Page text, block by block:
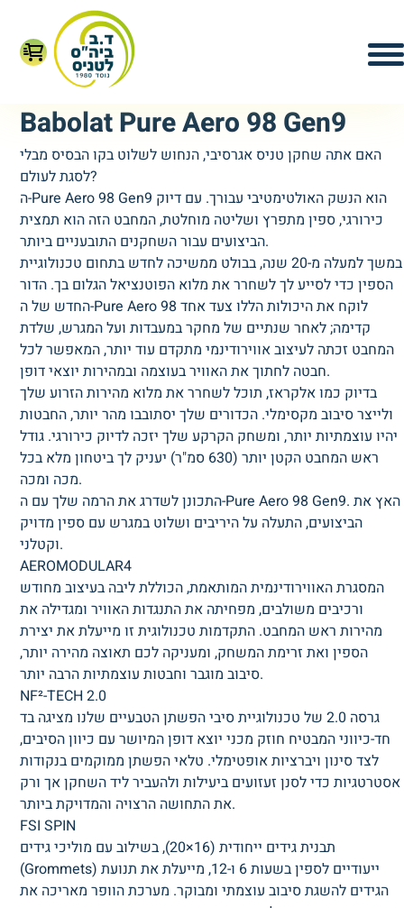
Babolat Pure Aero 98 Gen9
האם אתה שחקן טניס אגרסיבי, הנחוש לשלוט בקו הבסיס מבלי
לסגת לעולם?
ה-Pure Aero 98 Gen9 הוא הנשק האולטימטיבי עבורך. עם דיוק
כירורגי, ספין מתפרץ ושליטה מוחלטת, המחבט הזה הוא תמצית
הביצועים עבור השחקנים התובעניים ביותר.
במשך למעלה מ-20 שנה, בבולט ממשיכה לחדש בתחום טכנולוגיית
הספין כדי לסייע לך לשחרר את מלוא הפוטנציאל הגלום בך. הדור
החדש של ה-Pure Aero 98 לוקח את היכולות הללו צעד אחד
קדימה; לאחר שנתיים של מחקר במעבדות ועל המגרש, שלדת
המחבט זכתה לעיצוב אווירודינמי מתקדם עוד יותר, המאפשר לכל
חבטה לחתוך את האוויר בעוצמה ובמהירות יוצאי דופן.
בדיוק כמו אלקראז, תוכל לשחרר את מלוא מהירות הזרוע שלך
ולייצר סיבוב מקסימלי. הכדורים שלך יסתובבו מהר יותר, החבטות
יהיו עוצמתיות יותר, ומשחק הקרקע שלך יזכה לדיוק כירורגי. גודל
ראש המחבט הקטן יותר (630 סמ"ר) יעניק לך ביטחון מלא בכל
מכה ומכה.
התכונן לשדרג את הרמה שלך עם ה-Pure Aero 98 Gen9. האץ את
הביצועים, התעלה על היריבים ושלוט במגרש עם ספין מדויק
וקטלני.
AEROMODULAR4
המסגרת האווירודינמית המותאמת, הכוללת ליבה בעיצוב מחודש
ורכיבים משולבים, מפחיתה את התנגדות האוויר ומגדילה את
מהירות ראש המחבט. התקדמות טכנולוגית זו מייעלת את יצירת
הספין ואת זרימת המשחק, ומעניקה לכם תאוצה מהירה יותר,
סיבוב מוגבר וחבטות עוצמתיות הרבה יותר.
NF²-TECH 2.0
גרסה 2.0 של טכנולוגיית סיבי הפשתן הטבעיים שלנו מציגה בד
חד-כיווני המבטיח חוזק מכני יוצא דופן המיושר עם כיוון הסיבים,
לצד סינון ויברציות אופטימלי. טלאי הפשתן ממוקמים בנקודות
אסטרטגיות כדי לסנן זעזועים ביעילות ולהעביר ליד השחקן אך ורק
את התחושה הרצויה והמדויקת ביותר.
FSI SPIN
תבנית גידים ייחודית (16×20), בשילוב עם מוליכי גידים
(Grommets) ייעודיים לספין בשעות 6 ו-12, מייעלת את תנועת
הגידים להשגת סיבוב עוצמתי ומבוקר. מערכת הוופר מאריכה את